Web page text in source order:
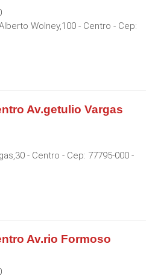
Wolney,100 - Centro - Cep:
Av.getulio Vargas
- Centro - Cep: 77795-000 -
Av.rio Formoso